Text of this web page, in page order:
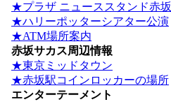
★プラザ ニューススタンド赤坂
★ハリーポッターシアター公演
★ATM場所案内
赤坂サカス周辺情報
★東京ミッドタウン
★赤坂駅コインロッカーの場所
エンターテーメント